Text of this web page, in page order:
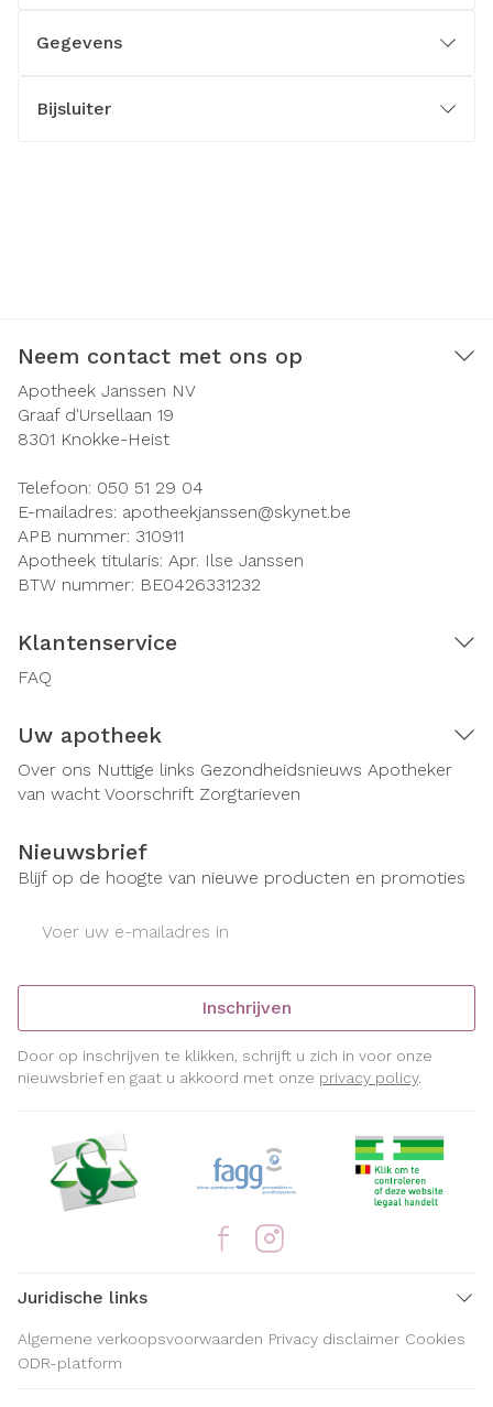
Gegevens
Bijsluiter
Neem contact met ons op
Apotheek Janssen NV
Graaf d'Ursellaan 19
8301 Knokke-Heist
Telefoon: 050 51 29 04
E-mailadres: apotheekjanssen@skynet.be
APB nummer: 310911
Apotheek titularis: Apr. Ilse Janssen
BTW nummer: BE0426331232
Klantenservice
FAQ
Uw apotheek
Over ons Nuttige links Gezondheidsnieuws Apotheker
van wacht Voorschrift Zorgtarieven
Nieuwsbrief
Blijf op de hoogte van nieuwe producten en promoties
Inschrijven
Door op inschrijven te klikken, schrijft u zich in voor onze
nieuwsbrief en gaat u akkoord met onze privacy policy.
Juridische links
Algemene verkoopsvoorwaarden Privacy disclaimer Cookies
ODR-platform